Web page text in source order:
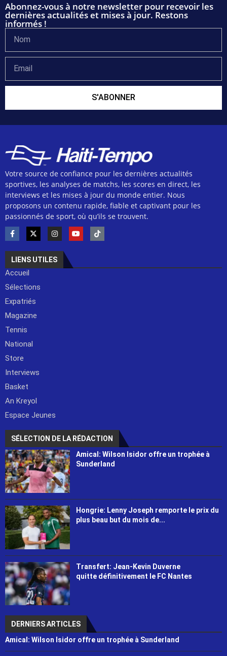
Abonnez-vous à notre newsletter pour recevoir les
dernières actualités et mises à jour. Restons
informés !
S'ABONNER
Votre source de confiance pour les dernières actualités
sportives, les analyses de matchs, les scores en direct, les
interviews et les mises à jour du monde entier. Nous
proposons un contenu rapide, fiable et captivant pour les
passionnés de sport, où qu’ils se trouvent.
LIENS UTILES
Accueil
Sélections
Expatriés
Magazine
Tennis
National
Store
Interviews
Basket
An Kreyol
Espace Jeunes
SÉLECTION DE LA RÉDACTION
Amical: Wilson Isidor offre un trophée à
Sunderland
Hongrie: Lenny Joseph remporte le prix du
plus beau but du mois de...
Transfert: Jean-Kevin Duverne
quitte définitivement le FC Nantes
DERNIERS ARTICLES
Amical: Wilson Isidor offre un trophée à Sunderland